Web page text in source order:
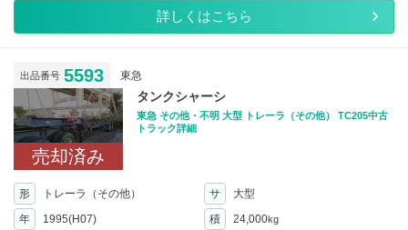
詳しくはこちら
出品番号 5593 東急
売却済み
タンクシャーシ
東急 その他・不明 大型 トレーラ（その他） TC205中古
トラック詳細
形 トレーラ（その他） サ
大型
年
1995(H07) 積 24,000kg